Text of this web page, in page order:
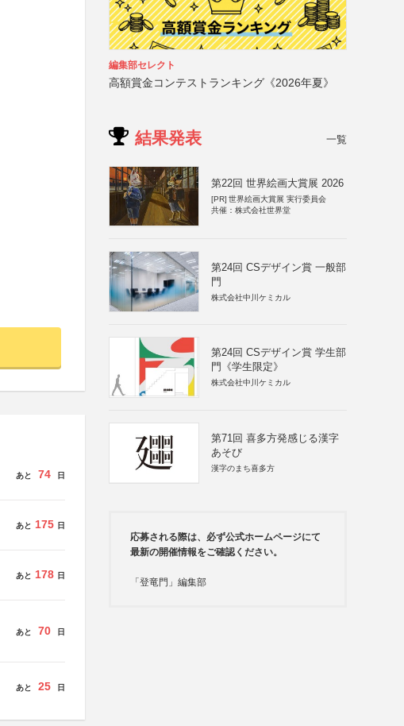
あと 74 日
あと 175 日
あと 178 日
あと 70 日
あと 25 日
編集部セレクト
高額賞金コンテストランキング《2026年夏》
結果発表 一覧
第22回 世界絵画大賞展 2026
[PR] 世界絵画大賞展 実行委員会
共催：株式会社世界堂
第24回 CSデザイン賞 一般部
門
株式会社中川ケミカル
第24回 CSデザイン賞 学生部
門《学生限定》
株式会社中川ケミカル
第71回 喜多方発感じる漢字
あそび
漢字のまち喜多方
応募される際は、必ず公式ホームページにて
最新の開催情報をご確認ください。
「登竜門」編集部